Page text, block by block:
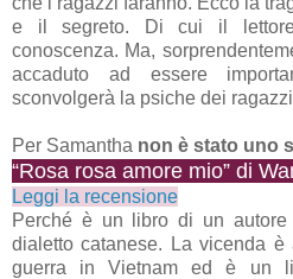
e il segreto. Di cui il
conoscenza. Ma,
accaduto ad essere
sconvolgerà la psiche dei
Per Samantha non è stato uno
“Rosa rosa amore mio” di
Leggi la recensione
Perché è un libro di un autore
dialetto catanese. La vicenda è
guerra in Vietnam ed è un